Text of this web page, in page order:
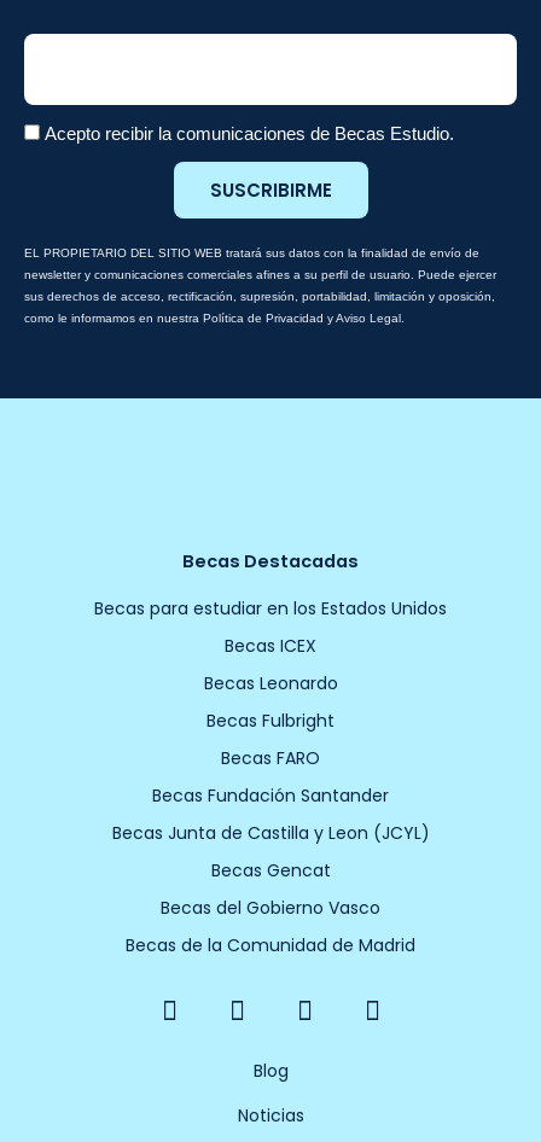
Email
Acepto recibir la comunicaciones de Becas Estudio.
SUSCRIBIRME
EL PROPIETARIO DEL SITIO WEB tratará sus datos con la finalidad de envío de
newsletter y comunicaciones comerciales afines a su perfil de usuario. Puede ejercer
sus derechos de acceso, rectificación, supresión, portabilidad, limitación y oposición,
como le informamos en nuestra Política de Privacidad y Aviso Legal.
Becas Destacadas
Becas para estudiar en los Estados Unidos
Becas ICEX
Becas Leonardo
Becas Fulbright
Becas FARO
Becas Fundación Santander
Becas Junta de Castilla y Leon (JCYL)
Becas Gencat
Becas del Gobierno Vasco
Becas de la Comunidad de Madrid
F
a
X
-
w
i
t
Y
o
u
b
I
n
Blog
Noticias